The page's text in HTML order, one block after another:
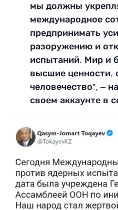
мы должны
международное
предпринимать
разоружению и
испытаний. Мир и
высшие ценности,
человечество”, –
своем аккаунте в